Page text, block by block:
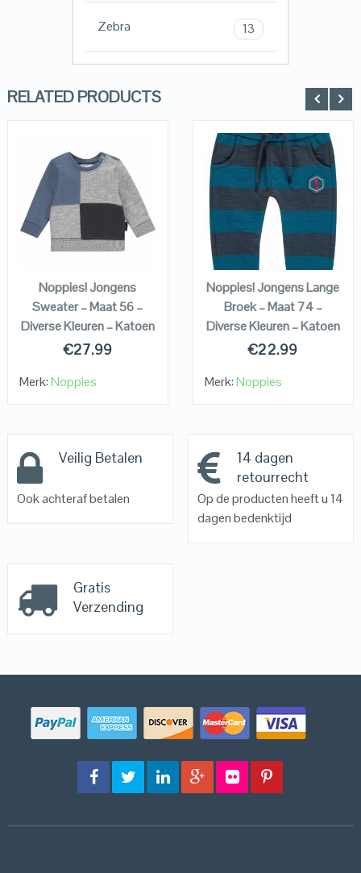
Zebra 13
RELATED PRODUCTS
QUICK LOOK
VIEW DETAILS
KOPEN
Noppies! Jongens
Sweater – Maat 56 –
Diverse Kleuren – Katoen
€27.99
Merk:Noppies
QUICK LOOK
VIEW DETAILS
KOPEN
Noppies! Jongens Lange
Broek – Maat 74 –
Diverse Kleuren – Katoen
€22.99
Merk:Noppies
Veilig Betalen
Ook achteraf betalen
14 dagen
retourrecht
Op de producten heeft u 14
dagen bedenktijd
Gratis
Verzending